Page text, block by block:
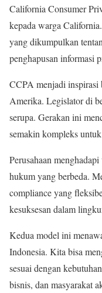
California Consumer
kepada warga
yang dikumpulkan
penghapusan informasi
CCPA menjadi inspirasi
Amerika. Legislator di
serupa. Gerakan ini
semakin kompleks
Perusahaan
hukum yang berbeda.
compliance yang
kesuksesan dalam
Kedua model ini
Indonesia. Kita bisa
sesuai dengan
bisnis, dan masyarakat